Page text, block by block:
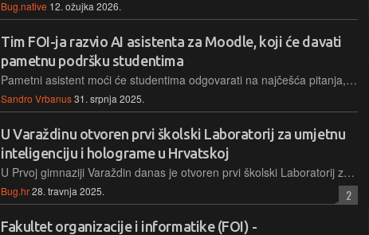
Bug.native 12. ožujka 2026.
Tim FOI-ja razvio AI asistenta za Moodle, koji će davati
pametnu podršku studentima
Pametni asistent moći će studentima odgovarati na najčešća pitanja, a budući da u pozadini stoji ChatGPT bit će i cjenovno pristupačan svima te lak za korištenje
Sandro Vrbanus31. srpnja 2025.
U Varaždinu otvoren prvi školski Laboratorij za umjetnu
inteligenciju i holograme u Hrvatskoj
U Prvoj gimnaziji Varaždin danas je otvoren prvi školski Laboratorij za umjetnu inteligenciju i holograme u Hrvatskoj, koji će djelovati u sklopu tamošnjeg Centra izvrsnosti iz informatike te u suradnji s FOI-jem
Bug.hr28. travnja 2025. 2
Fakultet organizacije i informatike (FOI) -